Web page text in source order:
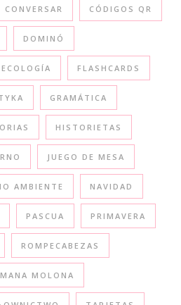
CONVERSAR CÓDIGOS QR
DOMINÓ
ECOLOGÍA FLASHCARDS
GRAMÁTICA
HISTORIETAS
JUEGO DE MESA
AMBIENTE NAVIDAD
PASCUA PRIMAVERA
ROMPECABEZAS
MOLONA